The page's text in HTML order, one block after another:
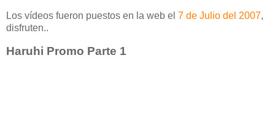
Los vídeos fueron puestos en la web el 7 de Julio del 2007,
disfruten..
Haruhi Promo Parte 1